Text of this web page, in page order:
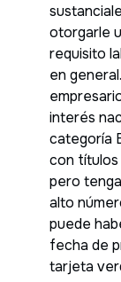
otorgarle
requisito
en
interés
categoría
con títulos
pero
alto
puede
fecha de
tarjeta